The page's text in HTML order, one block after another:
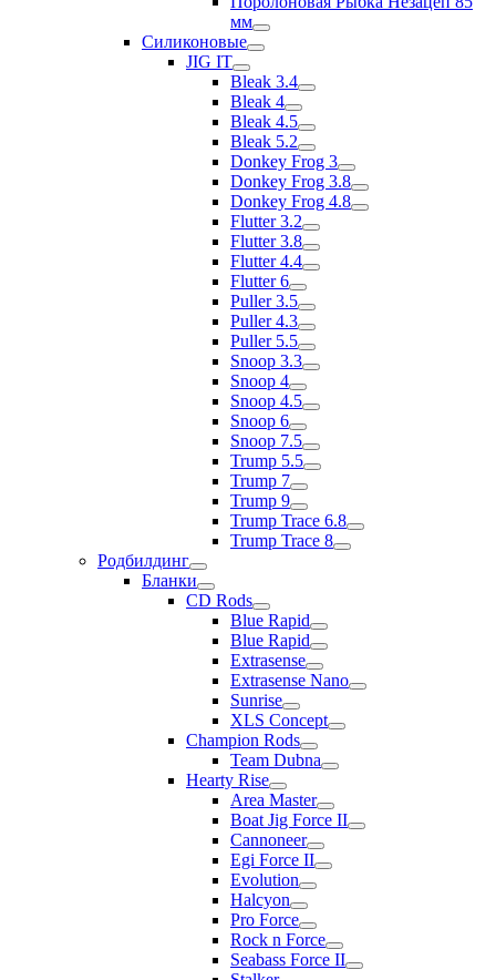
мм
Силиконовые
JIG IT
Bleak 3.4
Bleak 4
Bleak 4.5
Bleak 5.2
Donkey Frog 3
Donkey Frog 3.8
Donkey Frog 4.8
Flutter 3.2
Flutter 3.8
Flutter 4.4
Flutter 6
Puller 3.5
Puller 4.3
Puller 5.5
Snoop 3.3
Snoop 4
Snoop 4.5
Snoop 6
Snoop 7.5
Trump 5.5
Trump 7
Trump 9
Trump Trace 6.8
Trump Trace 8
Родбилдинг
Бланки
CD Rods
Blue Rapid
Blue Rapid
Extrasense
Extrasense Nano
Sunrise
XLS Concept
Champion Rods
Team Dubna
Hearty Rise
Area Master
Boat Jig Force II
Cannoneer
Egi Force II
Evolution
Halcyon
Pro Force
Rock n Force
Seabass Force II